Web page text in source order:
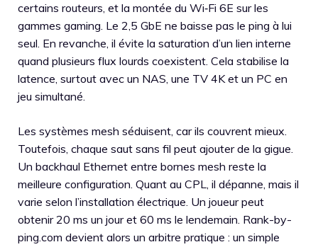
certains routeurs, et la montée du Wi‑Fi 6E sur les
gammes gaming. Le 2,5 GbE ne baisse pas le ping à lui
seul. En revanche, il évite la saturation d’un lien interne
quand plusieurs flux lourds coexistent. Cela stabilise la
latence, surtout avec un NAS, une TV 4K et un PC en
jeu simultané.
Les systèmes mesh séduisent, car ils couvrent mieux.
Toutefois, chaque saut sans fil peut ajouter de la gigue.
Un backhaul Ethernet entre bornes mesh reste la
meilleure configuration. Quant au CPL, il dépanne, mais il
varie selon l’installation électrique. Un joueur peut
obtenir 20 ms un jour et 60 ms le lendemain. Rank-by-
ping.com devient alors un arbitre pratique : un simple